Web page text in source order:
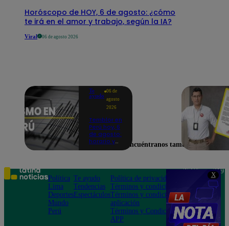
X
Horóscopo de HOY, 6 de agosto: ¿cómo
te irá en el amor y trabajo, según la IA?
Viral 06 de agosto 2026
Te
ayudo
06 de
agosto
2026
Temblor en
Perú hoy, 6
de agosto:
horario y
según IGP
Encuéntranos también en
Política
Lima
Deportes
Mundo
Perú
Te ayudo
Tendencias
Espectáculos
Política de privacidad
Términos y condiciones
Términos y condiciones
aplicación
Términos y Condiciones
APP
Teléfono: 219
Av. San
Felipe 968
Jesús María